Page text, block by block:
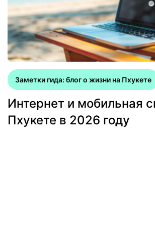
Заметки гида: блог о жизни на Пхукете
Интернет и мобильная
Пхукете в 2026 году